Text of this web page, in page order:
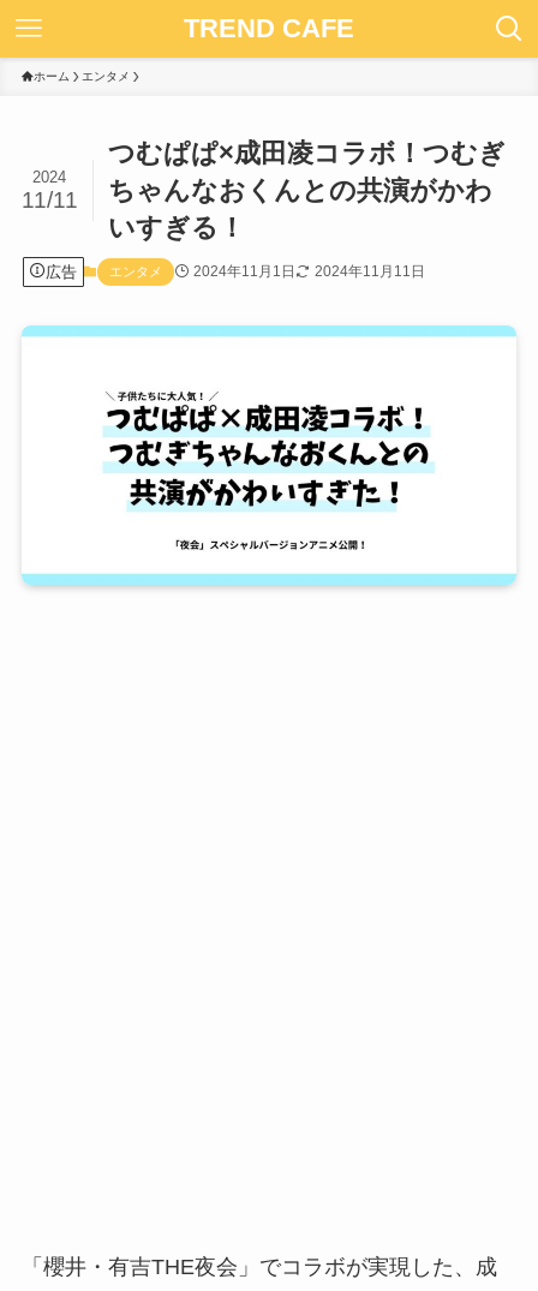
TREND CAFE
ホーム エンタメ
つむぱぱ×成田凌コラボ！つむぎ
ちゃんなおくんとの共演がかわ
いすぎる！
2024
11/11
広告 エンタメ 2024年11月1日 2024年11月11日
「櫻井・有吉THE夜会」でコラボが実現した、成